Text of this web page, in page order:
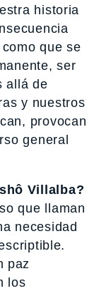
historia
que se
ser
allá de
y nuestros
provocan
general
Villalba?
que llaman
necesidad
paz
los